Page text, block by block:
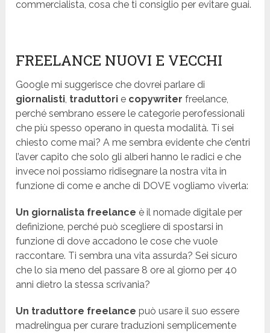
commercialista, cosa che ti consiglio per evitare guai.
FREELANCE NUOVI E VECCHI
Google mi suggerisce che dovrei parlare di
giornalisti traduttori e copywriter freelance,
perché sembrano essere le categorie perofessionali
che più spesso operano in questa modalità. Ti sei
chiesto come mai? A me sembra evidente che c’entri
l’aver capito che solo gli alberi hanno le radici e che
invece noi possiamo ridisegnare la nostra vita in
funzione di come e anche di DOVE vogliamo viverla:
Un giornalista freelance è il nomade digitale per
definizione, perché può scegliere di spostarsi in
funzione di dove accadono le cose che vuole
raccontare. Ti sembra una vita assurda? Sei sicuro
che lo sia meno del passare 8 ore al giorno per 40
anni dietro la stessa scrivania?
Un traduttore freelance può usare il suo essere
madrelingua per curare traduzioni semplicemente